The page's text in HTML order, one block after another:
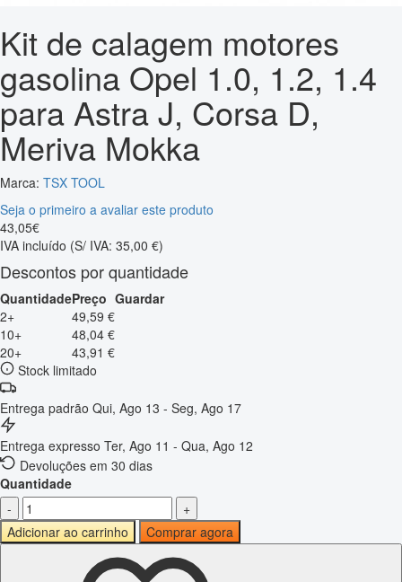
Kit de calagem motores
gasolina Opel 1.0, 1.2, 1.4
para Astra J, Corsa D,
Meriva Mokka
Marca: TSX TOOL
Seja o primeiro a avaliar este produto
43,05€
IVA incluído (S/ IVA: 35,00 €)
Descontos por quantidade
QuantidadePreço Guardar
2+
49,59 €
10+
48,04 €
20+
43,91 €
Stock limitado
Entrega padrão Qui, Ago 13 - Seg, Ago 17
Entrega expresso Ter, Ago 11 - Qua, Ago 12
Devoluções em 30 dias
Quantidade
-
+
Adicionar ao carrinho
Comprar agora